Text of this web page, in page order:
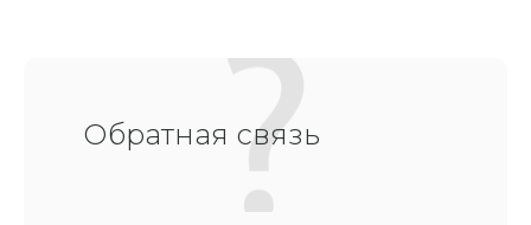
Обратная связь